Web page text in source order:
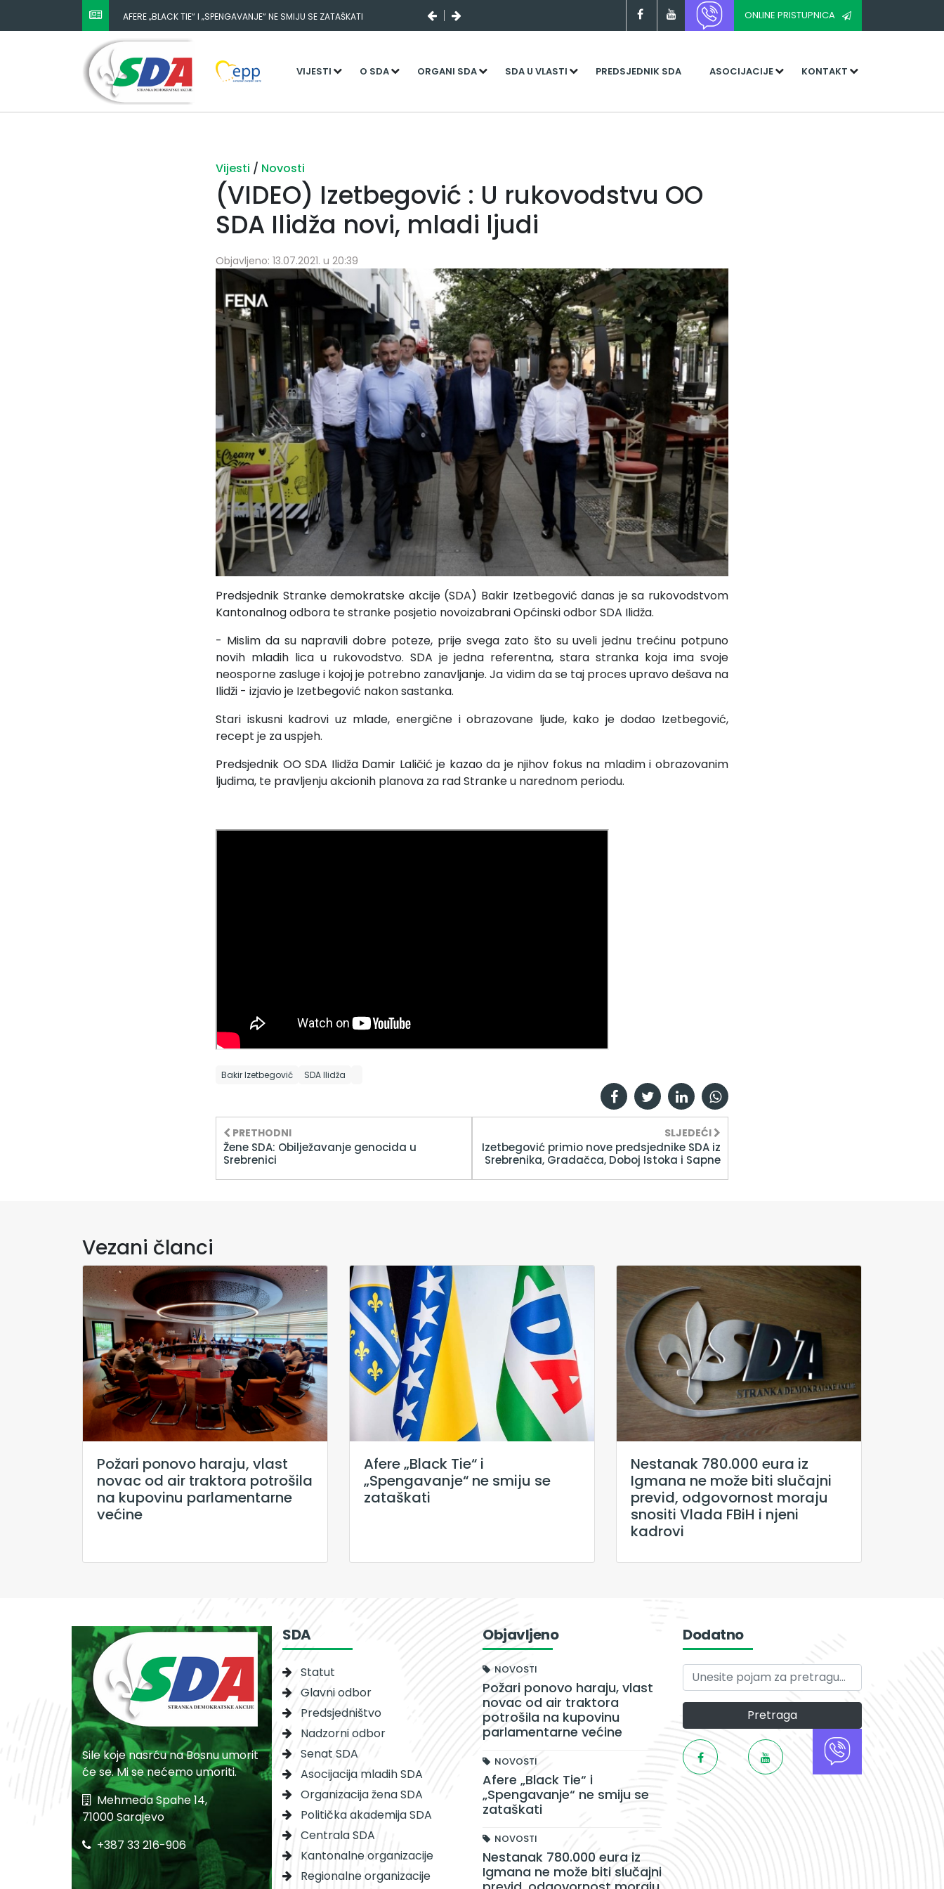
AFERE „BLACK TIE“ I „SPENGAVANJE“ NE SMIJU SE ZATAŠKATI ONLINE PRISTUPNICA
VIJESTI O SDA ORGANI SDA SDA U VLASTI PREDSJEDNIK SDA ASOCIJACIJE KONTAKT
Vijesti / Novosti
(VIDEO) Izetbegović : U rukovodstvu OO
SDA Ilidža novi, mladi ljudi
Objavljeno: 13.07.2021. u 20:39
Predsjednik Stranke demokratske akcije (SDA) Bakir Izetbegović danas je sa rukovodstvom
Kantonalnog odbora te stranke posjetio novoizabrani Općinski odbor SDA Ilidža.
- Mislim da su napravili dobre poteze, prije svega zato što su uveli jednu trećinu potpuno
novih mladih lica u rukovodstvo. SDA je jedna referentna, stara stranka koja ima svoje
neosporne zasluge i kojoj je potrebno zanavljanje. Ja vidim da se taj proces upravo dešava na
Ilidži - izjavio je Izetbegović nakon sastanka.
Stari iskusni kadrovi uz mlade, energične i obrazovane ljude, kako je dodao Izetbegović,
recept je za uspjeh.
Predsjednik OO SDA Ilidža Damir Laličić je kazao da je njihov fokus na mladim i obrazovanim
ljudima, te pravljenju akcionih planova za rad Stranke u narednom periodu.
Bakir Izetbegović SDA Ilidža
PRETHODNI
Žene SDA: Obilježavanje genocida u
Srebrenici
SLJEDEĆI
Izetbegović primio nove predsjednike SDA iz
Srebrenika, Gradačca, Doboj Istoka i Sapne
Vezani članci
Požari ponovo haraju, vlast
novac od air traktora potrošila
na kupovinu parlamentarne
većine
Afere „Black Tie“ i
„Spengavanje“ ne smiju se
zataškati
Nestanak 780.000 eura iz
Igmana ne može biti slučajni
previd, odgovornost moraju
snositi Vlada FBiH i njeni
kadrovi
Sile koje nasrću na Bosnu umorit
će se. Mi se nećemo umoriti.
Mehmeda Spahe 14,
71000 Sarajevo
+387 33 216-906
SDA
Statut
Glavni odbor
Predsjedništvo
Nadzorni odbor
Senat SDA
Asocijacija mladih SDA
Organizacija žena SDA
Politička akademija SDA
Centrala SDA
Kantonalne organizacije
Regionalne organizacije
Objavljeno
NOVOSTI
Požari ponovo haraju, vlast
novac od air traktora
potrošila na kupovinu
parlamentarne većine
NOVOSTI
Afere „Black Tie“ i
„Spengavanje“ ne smiju se
zataškati
NOVOSTI
Nestanak 780.000 eura iz
Igmana ne može biti slučajni
Dodatno
Pretraga